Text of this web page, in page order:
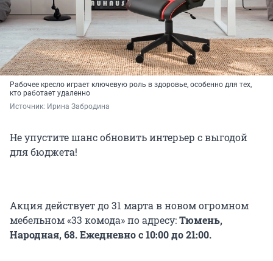
Рабочее кресло играет ключевую роль в здоровье, особенно для тех,
кто работает удаленно
Источник: Ирина Забродина
Не упустите шанс обновить интерьер с выгодой
для бюджета!
Акция действует до 31 марта в новом огромном
мебельном «33 комода» по адресу:Тюмень,
Народная, 68. Ежедневно с 10:00до21:00.